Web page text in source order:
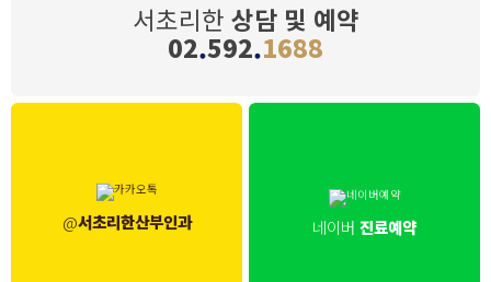
서초리한 상담 및 예약
02.592.1688
@서초리한산부인과 네이버 진료예약